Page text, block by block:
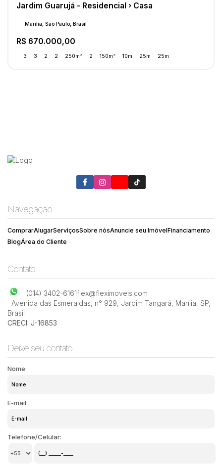
Jardim Guarujá - Residencial › Casa
R$ 670.000,00
Marília, São Paulo, Brasil
3 3 2 2 250m² 2 150m² 10m 25m 25m
Navegação
ComprarAlugarServiçosSobre nósAnuncie seu ImóvelFinanciamento
BlogÁrea do Cliente
Contato
(014) 3402-6161flex@fleximoveis.com
Avenida das Esmeraldas, n° 929, Jardim Tangará, Marília, SP,
Brasil
CRECI: J-16853
Deixe seu contato
Nome:
E-mail:
Telefone/Celular: